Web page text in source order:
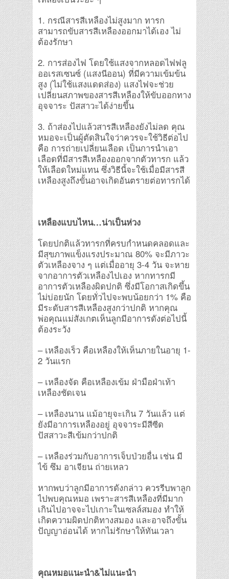
1. กรณีสารสีเหลืองไม่สูงมาก ทารก
สามารถขับสารสีเหลืองออกมาได้เอง ไม่
ต้องรักษา
2. การส่องไฟ โดยใช้แสงจากหลอดไฟฟลู
ออเรสเซนซ์ (แสงนีออน) ที่มีความเข้มข้น
สูง (ไม่ใช้แสงแดดส่อง) แสงไฟจะช่วย
เปลี่ยนสภาพของสารสีเหลืองให้ขับออกทาง
อุจจาระ ปัสสาวะได้ง่ายขึ้น
3. ถ้าส่องไปแล้วสารสีเหลืองยังไม่ลด คุณ
หมอจะเป็นผู้ตัดสินใจว่าควรจะใช้วิธีต่อไป
คือ การถ่ายเปลี่ยนเลือด เป็นการนำเอา
เลือดที่มีสารสีเหลืองออกจากตัวทารก แล้ว
ให้เลือดใหม่แทน ซึ่งวิธีนี้จะใช้เมื่อมีสารสี
เหลืองสูงถึงขั้นอาจเกิดอันตรายต่อทารกได้
เหลืองแบบไหน…น่าเป็นห่วง
โดยปกติแล้วทารกที่ครบกำหนดคลอดและ
มีสุขภาพแข็งแรงประมาณ 80% จะมีภาวะ
ตัวเหลืองจาง ๆ แต่เมื่ออายุ 3-4 วัน จะหาย
จากอาการตัวเหลืองไปเอง หากทารกมี
อาการตัวเหลืองผิดปกติ ซึ่งมีโอกาสเกิดขึ้น
ไม่บ่อยนัก โดยทั่วไปจะพบน้อยกว่า 1% คือ
มีระดับสารสีเหลืองสูงกว่าปกติ หากคุณ
พ่อคุณแม่สังเกตเห็นลูกมีอาการดังต่อไปนี้
ต้องระวัง
– เหลืองเร็ว คือเหลืองให้เห็นภายในอายุ 1-
2 วันแรก
– เหลืองจัด คือเหลืองเข้ม ฝ่ามือฝ่าเท้า
เหลืองชัดเจน
– เหลืองนาน แม้อายุจะเกิน 7 วันแล้ว แต่
ยังมีอาการเหลืองอยู่ อุจจาระมีสีซีด
ปัสสาวะสีเข้มกว่าปกติ
– เหลืองร่วมกับอาการเจ็บป่วยอื่น เช่น มี
ไข้ ซึม อาเจียน ถ่ายเหลว
หากพบว่าลูกมีอาการดังกล่าว ควรรีบพาลูก
ไปพบคุณหมอ เพราะสารสีเหลืองที่มีมาก
เกินไปอาจจะไปเกาะในเซลล์สมอง ทำให้
เกิดความผิดปกติทางสมอง และอาจถึงขั้น
ปัญญาอ่อนได้ หากไม่รักษาให้ทันเวลา
คุณหมอแนะนำ&ไม่แนะนำ